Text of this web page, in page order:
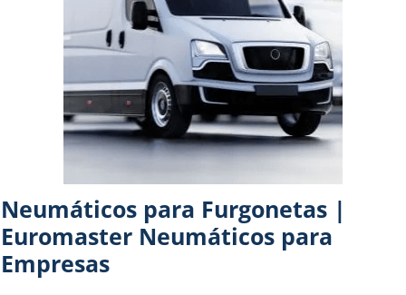
Neumáticos para Furgonetas |
Euromaster Neumáticos para
Empresas